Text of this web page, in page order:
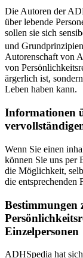
Die Autoren der
über lebende
sollen sie sich
und
Autorenschaft von
von
ärgerlich ist,
Leben haben kann.
Informationen
Wenn Sie einen
können Sie uns per
die Möglichkeit,
die entsprechenden
Bestimmungen
Einzelpersonen
ADHSpedia hat